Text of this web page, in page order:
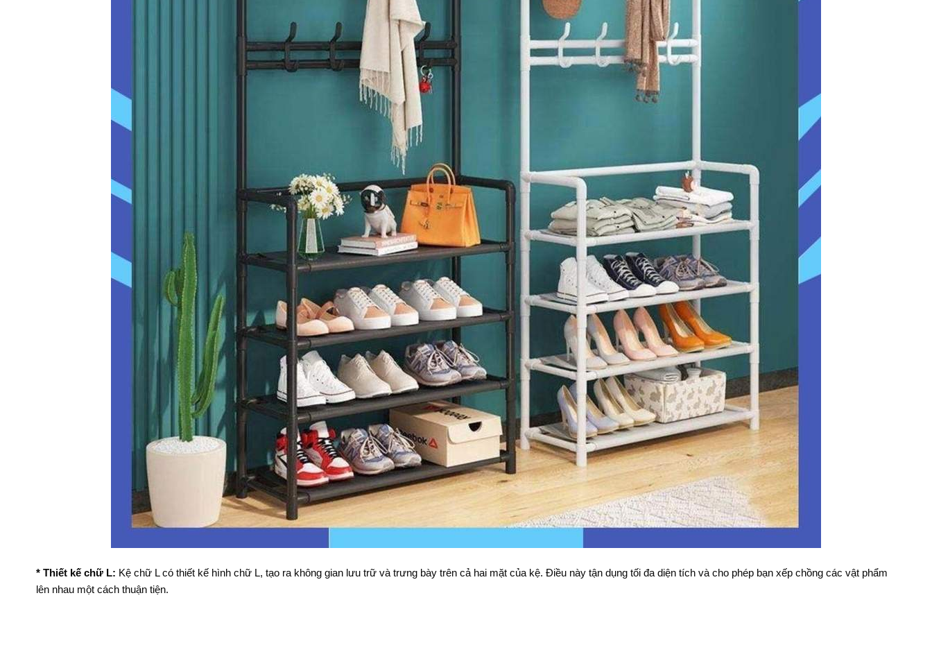
* Thiết kế chữ L: Kệ chữ L có thiết kế hình chữ L, tạo ra không gian lưu trữ và trưng bày trên cả hai mặt của kệ. Điều này tận dụng tối đa diện tích và cho phép bạn xếp chồng các vật phẩm
lên nhau một cách thuận tiện.